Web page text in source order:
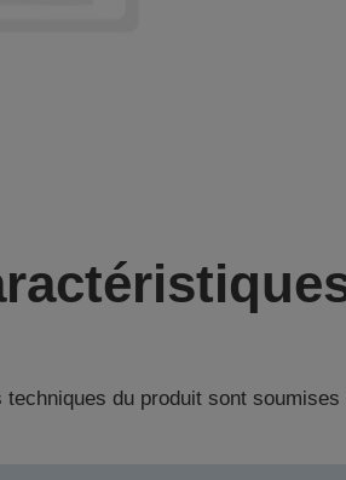
du produit sont